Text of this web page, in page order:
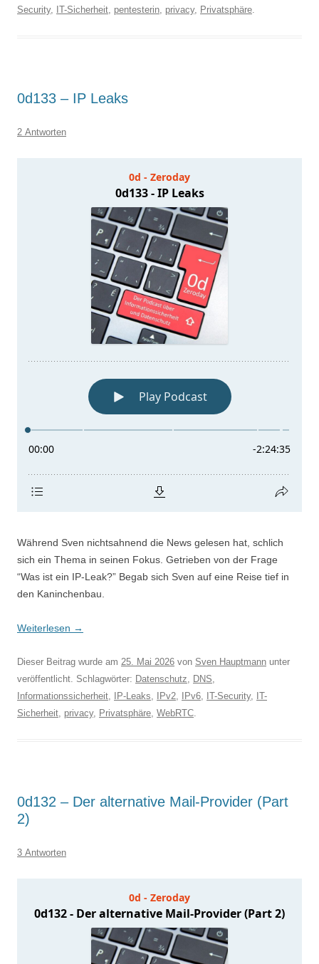
Security, IT-Sicherheit, pentesterin, privacy, Privatsphäre.
0d133 – IP Leaks
2 Antworten
Während Sven nichtsahnend die News gelesen hat, schlich
sich ein Thema in seinen Fokus. Getrieben von der Frage
“Was ist ein IP-Leak?” Begab sich Sven auf eine Reise tief in
den Kaninchenbau.
Weiterlesen →
Dieser Beitrag wurde am 25. Mai 2026 von Sven Hauptmann unter
veröffentlicht. Schlagwörter: Datenschutz, DNS,
Informationssicherheit, IP-Leaks, IPv2, IPv6, IT-Security, IT-
Sicherheit, privacy, Privatsphäre, WebRTC.
0d132 – Der alternative Mail-Provider (Part
2)
3 Antworten